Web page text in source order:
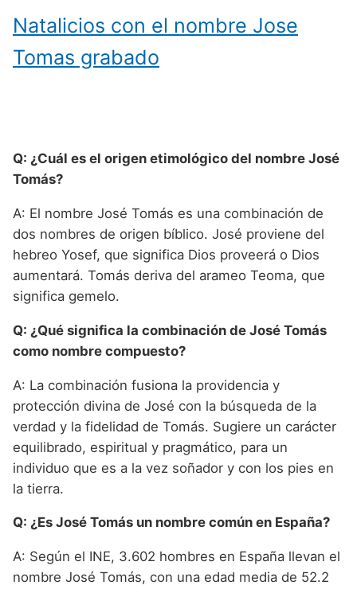
Natalicios con el nombre Jose
Tomas grabado
Q: ¿Cuál es el origen etimológico del nombre José
Tomás?
A: El nombre José Tomás es una combinación de
dos nombres de origen bíblico. José proviene del
hebreo Yosef, que significa Dios proveerá o Dios
aumentará. Tomás deriva del arameo Teoma, que
significa gemelo.
Q: ¿Qué significa la combinación de José Tomás
como nombre compuesto?
A: La combinación fusiona la providencia y
protección divina de José con la búsqueda de la
verdad y la fidelidad de Tomás. Sugiere un carácter
equilibrado, espiritual y pragmático, para un
individuo que es a la vez soñador y con los pies en
la tierra.
Q: ¿Es José Tomás un nombre común en España?
A: Según el INE, 3.602 hombres en España llevan el
nombre José Tomás, con una edad media de 52.2